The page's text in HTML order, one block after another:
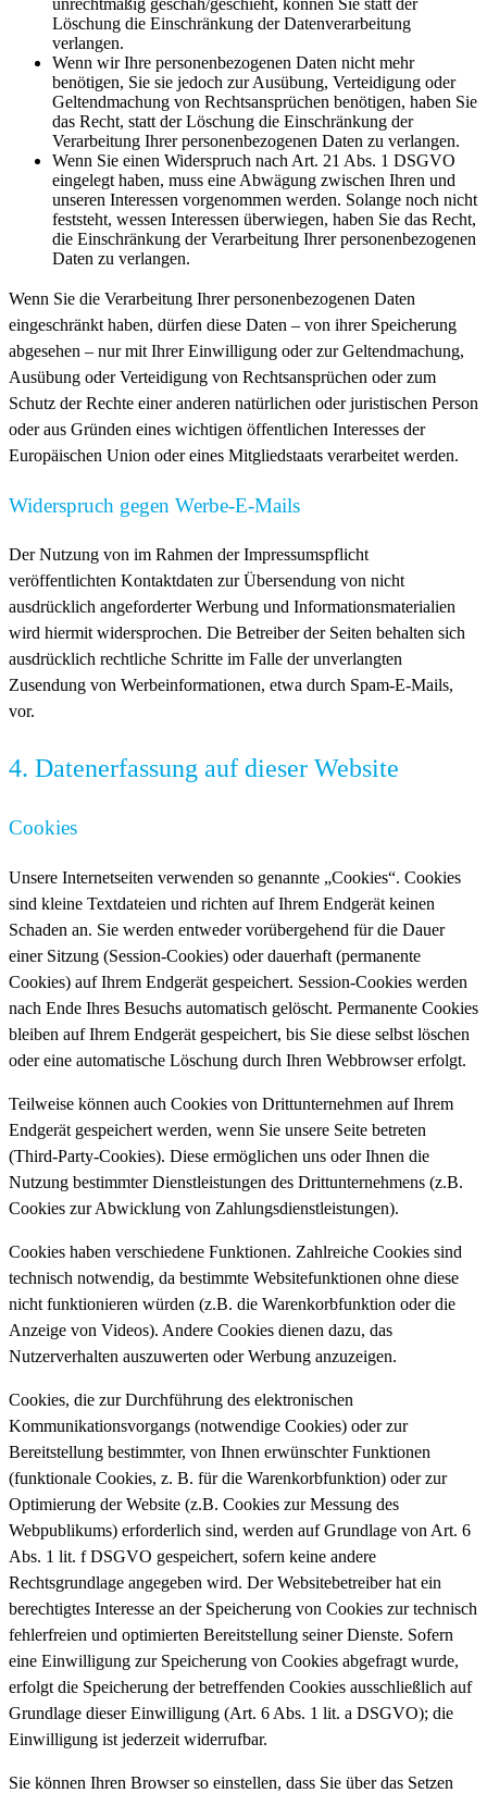
Löschung die Einschränkung der Datenverarbeitung
verlangen.
Wenn wir Ihre personenbezogenen Daten nicht mehr
benötigen, Sie sie jedoch zur Ausübung, Verteidigung oder
Geltendmachung von Rechtsansprüchen benötigen, haben Sie
das Recht, statt der Löschung die Einschränkung der
Verarbeitung Ihrer personenbezogenen Daten zu verlangen.
Wenn Sie einen Widerspruch nach Art. 21 Abs. 1 DSGVO
eingelegt haben, muss eine Abwägung zwischen Ihren und
unseren Interessen vorgenommen werden. Solange noch nicht
feststeht, wessen Interessen überwiegen, haben Sie das Recht,
die Einschränkung der Verarbeitung Ihrer personenbezogenen
Daten zu verlangen.
Wenn Sie die Verarbeitung Ihrer personenbezogenen Daten
eingeschränkt haben, dürfen diese Daten – von ihrer Speicherung
abgesehen – nur mit Ihrer Einwilligung oder zur Geltendmachung,
Ausübung oder Verteidigung von Rechtsansprüchen oder zum
Schutz der Rechte einer anderen natürlichen oder juristischen Person
oder aus Gründen eines wichtigen öffentlichen Interesses der
Europäischen Union oder eines Mitgliedstaats verarbeitet werden.
Widerspruch gegen Werbe-E-Mails
Der Nutzung von im Rahmen der Impressumspflicht
veröffentlichten Kontaktdaten zur Übersendung von nicht
ausdrücklich angeforderter Werbung und Informationsmaterialien
wird hiermit widersprochen. Die Betreiber der Seiten behalten sich
ausdrücklich rechtliche Schritte im Falle der unverlangten
Zusendung von Werbeinformationen, etwa durch Spam-E-Mails,
vor.
4. Datenerfassung auf dieser Website
Cookies
Unsere Internetseiten verwenden so genannte „Cookies“. Cookies
sind kleine Textdateien und richten auf Ihrem Endgerät keinen
Schaden an. Sie werden entweder vorübergehend für die Dauer
einer Sitzung (Session-Cookies) oder dauerhaft (permanente
Cookies) auf Ihrem Endgerät gespeichert. Session-Cookies werden
nach Ende Ihres Besuchs automatisch gelöscht. Permanente Cookies
bleiben auf Ihrem Endgerät gespeichert, bis Sie diese selbst löschen
oder eine automatische Löschung durch Ihren Webbrowser erfolgt.
Teilweise können auch Cookies von Drittunternehmen auf Ihrem
Endgerät gespeichert werden, wenn Sie unsere Seite betreten
(Third-Party-Cookies). Diese ermöglichen uns oder Ihnen die
Nutzung bestimmter Dienstleistungen des Drittunternehmens (z.B.
Cookies zur Abwicklung von Zahlungsdienstleistungen).
Cookies haben verschiedene Funktionen. Zahlreiche Cookies sind
technisch notwendig, da bestimmte Websitefunktionen ohne diese
nicht funktionieren würden (z.B. die Warenkorbfunktion oder die
Anzeige von Videos). Andere Cookies dienen dazu, das
Nutzerverhalten auszuwerten oder Werbung anzuzeigen.
Cookies, die zur Durchführung des elektronischen
Kommunikationsvorgangs (notwendige Cookies) oder zur
Bereitstellung bestimmter, von Ihnen erwünschter Funktionen
(funktionale Cookies, z. B. für die Warenkorbfunktion) oder zur
Optimierung der Website (z.B. Cookies zur Messung des
Webpublikums) erforderlich sind, werden auf Grundlage von Art. 6
Abs. 1 lit. f DSGVO gespeichert, sofern keine andere
Rechtsgrundlage angegeben wird. Der Websitebetreiber hat ein
berechtigtes Interesse an der Speicherung von Cookies zur technisch
fehlerfreien und optimierten Bereitstellung seiner Dienste. Sofern
eine Einwilligung zur Speicherung von Cookies abgefragt wurde,
erfolgt die Speicherung der betreffenden Cookies ausschließlich auf
Grundlage dieser Einwilligung (Art. 6 Abs. 1 lit. a DSGVO); die
Einwilligung ist jederzeit widerrufbar.
Sie können Ihren Browser so einstellen, dass Sie über das Setzen